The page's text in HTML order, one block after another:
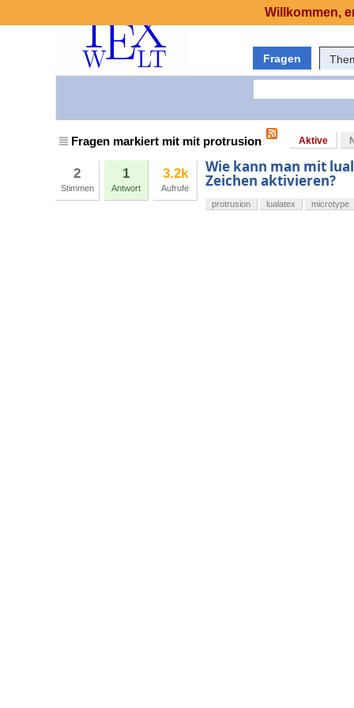
Fragen
Fragen markiert mit mit protrusion Aktive
2
Stimmen
1
Antwort
3.2k
Aufrufe
Wie kann man mit
Zeichen aktivieren?
protrusion lualatex microtype
Willkommen,